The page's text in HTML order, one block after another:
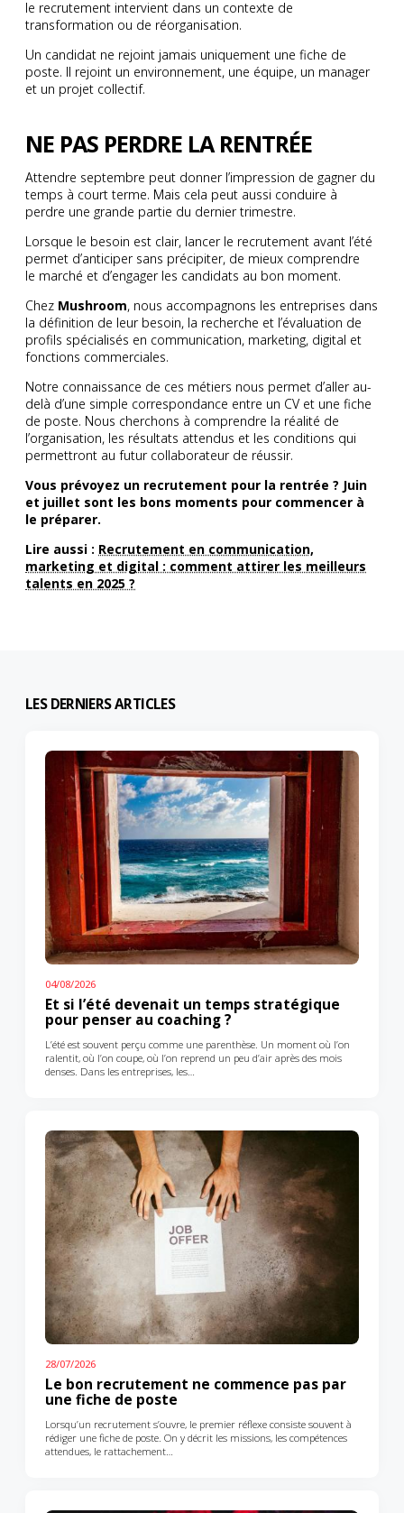
le recrutement intervient dans un contexte de
transformation ou de réorganisation.
Un candidat ne rejoint jamais uniquement une fiche de
poste. Il rejoint un environnement, une équipe, un manager
et un projet collectif.
NE PAS PERDRE LA RENTRÉE
Attendre septembre peut donner l’impression de gagner du
temps à court terme. Mais cela peut aussi conduire à
perdre une grande partie du dernier trimestre.
Lorsque le besoin est clair, lancer le recrutement avant l’été
permet d’anticiper sans précipiter, de mieux comprendre
le marché et d’engager les candidats au bon moment.
Chez Mushroom, nous accompagnons les entreprises dans
la définition de leur besoin, la recherche et l’évaluation de
profils spécialisés en communication, marketing, digital et
fonctions commerciales.
Notre connaissance de ces métiers nous permet d’aller au-
delà d’une simple correspondance entre un CV et une fiche
de poste. Nous cherchons à comprendre la réalité de
l’organisation, les résultats attendus et les conditions qui
permettront au futur collaborateur de réussir.
Vous prévoyez un recrutement pour la rentrée ? Juin
et juillet sont les bons moments pour commencer à
le préparer.
Lire aussi : Recrutement en communication,
marketing et digital : comment attirer les meilleurs
talents en 2025 ?
LES DERNIERS ARTICLES
04/08/2026
Et si l’été devenait un temps stratégique
pour penser au coaching ?
L’été est souvent perçu comme une parenthèse. Un moment où l’on
ralentit, où l’on coupe, où l’on reprend un peu d’air après des mois
denses. Dans les entreprises, les…
28/07/2026
Le bon recrutement ne commence pas par
une fiche de poste
Lorsqu’un recrutement s’ouvre, le premier réflexe consiste souvent à
rédiger une fiche de poste. On y décrit les missions, les compétences
attendues, le rattachement…